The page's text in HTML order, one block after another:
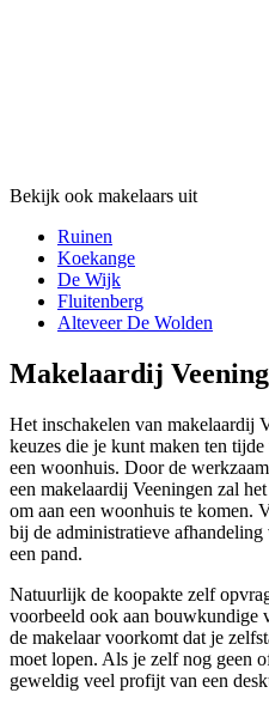
Bekijk ook makelaars uit
Ruinen
Koekange
De Wijk
Fluitenberg
Alteveer De Wolden
Makelaardij
Het inschakelen van makelaardij
keuzes die je kunt maken ten
een woonhuis. Door de
een makelaardij Veeningen zal
om aan een woonhuis te komen.
bij de administratieve
een pand.
Natuurlijk de koopakte zelf
voorbeeld ook aan bouwkundige
de makelaar voorkomt dat je
moet lopen. Als je zelf nog geen
geweldig veel profijt van een